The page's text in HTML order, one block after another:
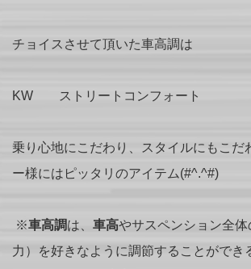
チョイスさせて頂いた車高調は
KW ストリートコンフォート
乗り心地にこだわり、スタイルにもこだ
ー様にはピッタリのアイテム(#^.^#)
※車高調は、 車高やサスペンション全
力）を好きなように調節することができ